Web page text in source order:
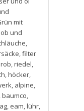
mit
und
,
,filter
,riedel,
,höcker,
, alpine,
,baumco,
, eam,lühr,